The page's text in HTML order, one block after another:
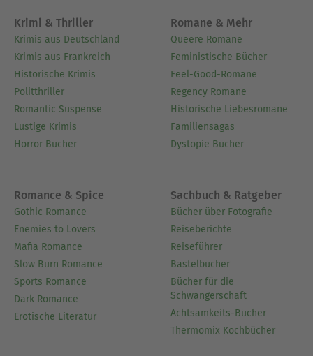
Krimi & Thriller
Krimis aus Deutschland
Krimis aus Frankreich
Historische Krimis
Politthriller
Romantic Suspense
Lustige Krimis
Horror Bücher
Romane & Mehr
Queere Romane
Feministische Bücher
Feel-Good-Romane
Regency Romane
Historische Liebesromane
Familiensagas
Dystopie Bücher
Romance & Spice
Gothic Romance
Enemies to Lovers
Mafia Romance
Slow Burn Romance
Sports Romance
Dark Romance
Erotische Literatur
Sachbuch & Ratgeber
Bücher über Fotografie
Reiseberichte
Reiseführer
Bastelbücher
Bücher für die
Schwangerschaft
Achtsamkeits-Bücher
Thermomix Kochbücher